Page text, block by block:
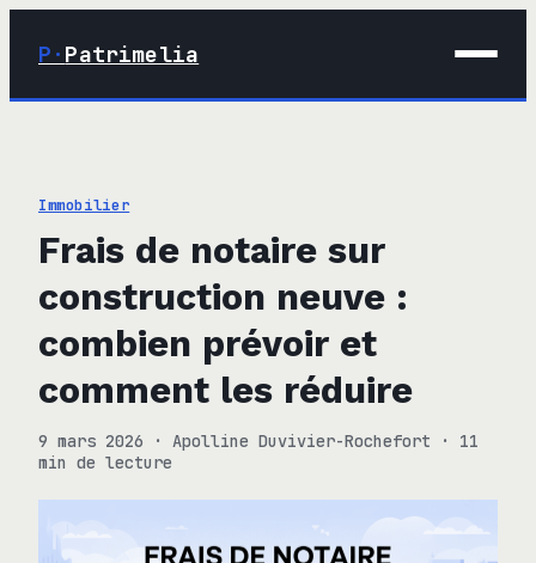
P· Patrimelia
03 · Immobilier
04 · Finance
Immobilier
Frais de notaire sur
construction neuve :
combien prévoir et
comment les réduire
9 mars 2026 · Apolline Duvivier-Rochefort ·
11
min de lecture